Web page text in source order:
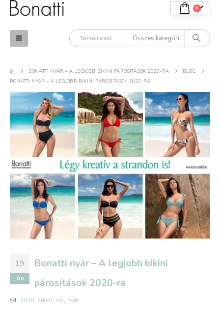
0
BONATTI NYÁR – A LEGJOBB BIKINI PÁROSÍTÁSOK 2020-RA
BLOG
BONATTI NYÁR – A LEGJOBB BIKINI PÁROSÍTÁSOK 2020-RA
19
jún
Bonatti nyár – A legjobb bikini
párosítások 2020-ra
2020, bikini, női, nyár